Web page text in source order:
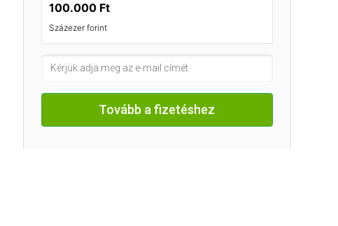
100.000 Ft
Százezer forint
Tovább a fizetéshez